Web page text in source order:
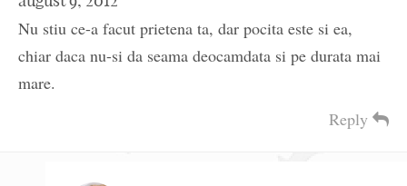
Nu stiu ce-a facut prietena ta, dar pocita este si ea,
chiar daca nu-si da seama deocamdata si pe durata mai
mare.
Reply